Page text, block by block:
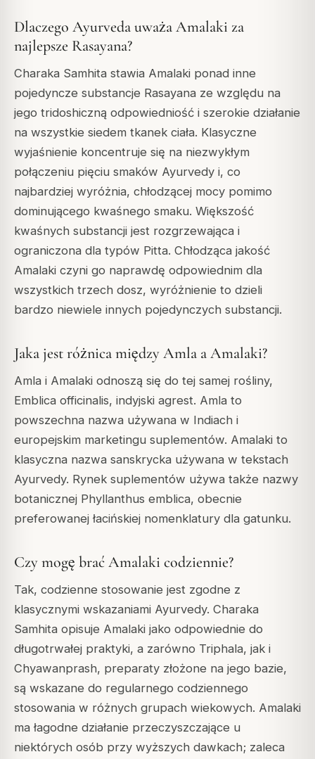
Dlaczego Ayurveda uważa Amalaki za
najlepsze Rasayana?
Charaka Samhita stawia Amalaki ponad inne
pojedyncze substancje Rasayana ze względu na
jego tridoshiczną odpowiedniość i szerokie działanie
na wszystkie siedem tkanek ciała. Klasyczne
wyjaśnienie koncentruje się na niezwykłym
połączeniu pięciu smaków Ayurvedy i, co
najbardziej wyróżnia, chłodzącej mocy pomimo
dominującego kwaśnego smaku. Większość
kwaśnych substancji jest rozgrzewająca i
ograniczona dla typów Pitta. Chłodząca jakość
Amalaki czyni go naprawdę odpowiednim dla
wszystkich trzech dosz, wyróżnienie to dzieli
bardzo niewiele innych pojedynczych substancji.
Jaka jest różnica między Amla a Amalaki?
Amla i Amalaki odnoszą się do tej samej rośliny,
Emblica officinalis, indyjski agrest. Amla to
powszechna nazwa używana w Indiach i
europejskim marketingu suplementów. Amalaki to
klasyczna nazwa sanskrycka używana w tekstach
Ayurvedy. Rynek suplementów używa także nazwy
botanicznej Phyllanthus emblica, obecnie
preferowanej łacińskiej nomenklatury dla gatunku.
Czy mogę brać Amalaki codziennie?
Tak, codzienne stosowanie jest zgodne z
klasycznymi wskazaniami Ayurvedy. Charaka
Samhita opisuje Amalaki jako odpowiednie do
długotrwałej praktyki, a zarówno Triphala, jak i
Chyawanprash, preparaty złożone na jego bazie,
są wskazane do regularnego codziennego
stosowania w różnych grupach wiekowych. Amalaki
ma łagodne działanie przeczyszczające u
niektórych osób przy wyższych dawkach; zaleca